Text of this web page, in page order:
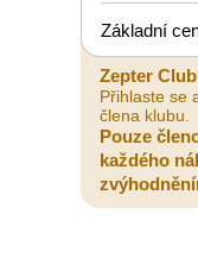
Základní
Zepter Club
Přihlaste se
člena klubu.
Pouze
každého